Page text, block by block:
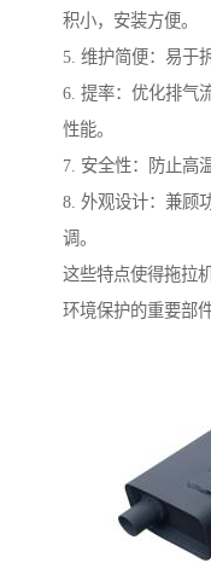
积小，安装方便。
5. 维护简便：易于
6. 提率：优化排气
性能。
7. 安全性：防止高
8. 外观设计：兼顾
调。
这些特点使得拖拉
环境保护的重要部件